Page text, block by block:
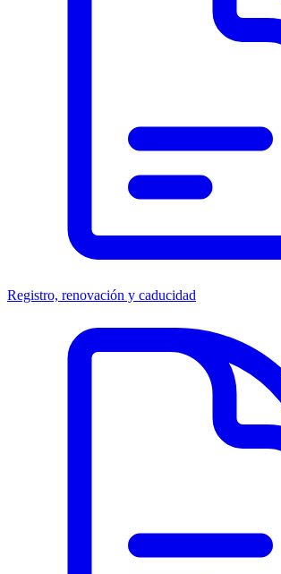
Registro, renovación y caducidad